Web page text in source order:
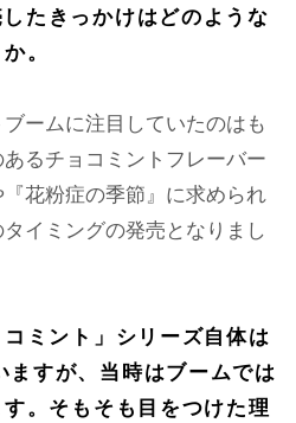
たきっかけはどのような
。
ームに注目していたのはも
るチョコミントフレーバー
花粉症の季節』に求められ
イミングの発売となりまし
ミント」シリーズ自体は
すが、当時はブームでは
。そもそも目をつけた理